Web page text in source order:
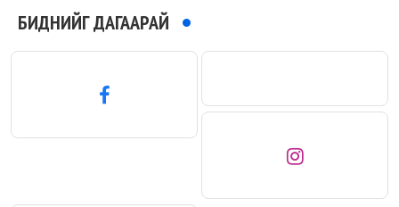
БИДНИЙГ ДАГААРАЙ